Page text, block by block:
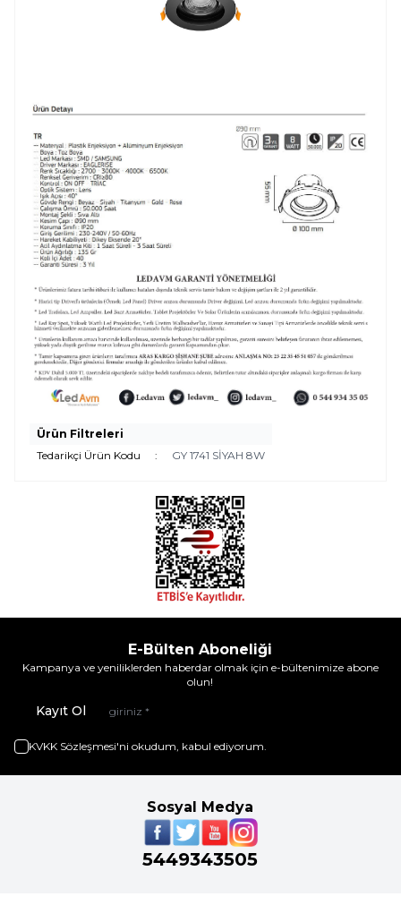
Ürün Filtreleri
Tedarikçi Ürün Kodu
: GY 1741 SİYAH 8W
E-Bülten Aboneliği
Kampanya ve yeniliklerden haberdar olmak için e-bültenimize abone
olun!
Kayıt Ol
KVKK Sözleşmesi'ni okudum, kabul ediyorum.
Sosyal Medya
5449343505